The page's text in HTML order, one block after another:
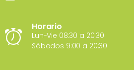
Horario
Lun-Vie 08:30 a 20:30
Sábados 9:00 a 20:30